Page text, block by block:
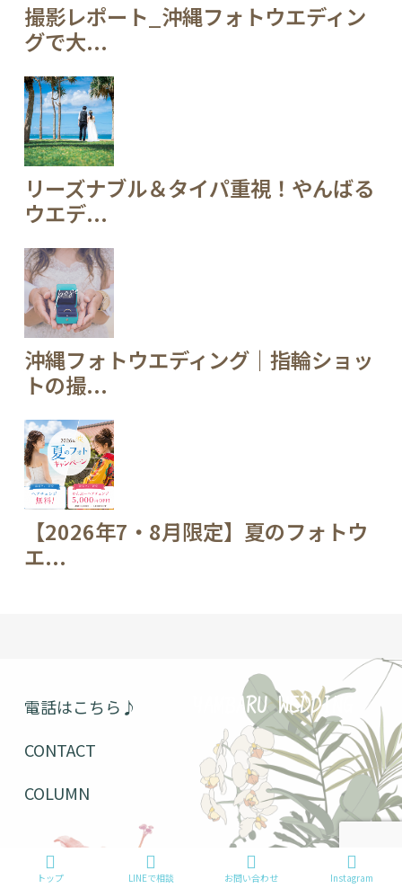
撮影レポート_沖縄フォトウエディン
グで大...
リーズナブル＆タイパ重視！やんばる
ウエデ...
沖縄フォトウエディング｜指輪ショッ
トの撮...
【2026年7・8月限定】夏のフォトウ
エ...
電話はこちら♪
CONTACT
COLUMN
YAMBARU WEDDING
お問い合わせ
トップ LINEで相談 お問い合わせ Instagram